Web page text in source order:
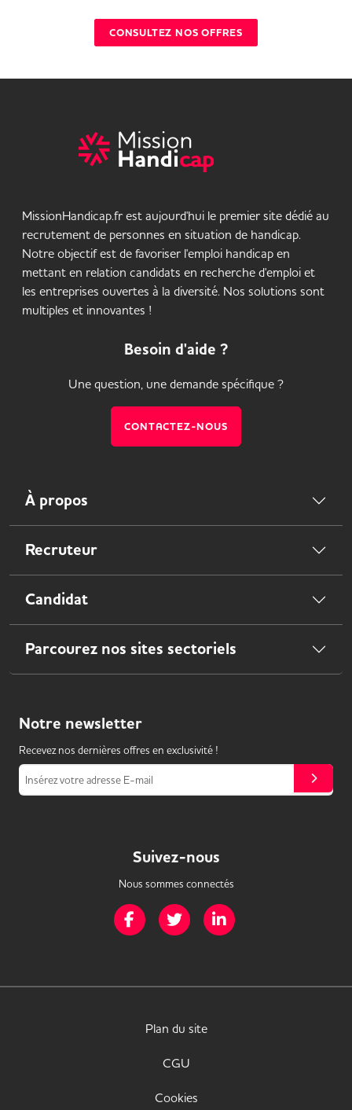
CONSULTEZ NOS OFFRES
MissionHandicap.fr est aujourd'hui le premier site dédié au
recrutement de personnes en situation de handicap.
Notre objectif est de favoriser l'emploi handicap en
mettant en relation candidats en recherche d'emploi et
les entreprises ouvertes à la diversité. Nos solutions sont
multiples et innovantes !
Besoin d'aide ?
Une question, une demande spécifique ?
CONTACTEZ-NOUS
À propos
Recruteur
Candidat
Parcourez nos sites sectoriels
Notre newsletter
Recevez nos dernières offres en exclusivité !
Insérez votre adresse E-mail
Suivez-nous
Nous sommes connectés
Page Facebook de Mission Handicap
Page Twitter de Mission Handicap
Plan du site
CGU
Cookies